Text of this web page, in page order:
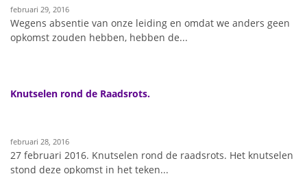
februari 29, 2016
Wegens absentie van onze leiding en omdat we anders geen
opkomst zouden hebben, hebben de...
Knutselen rond de Raadsrots.
februari 28, 2016
27 februari 2016. Knutselen rond de raadsrots. Het knutselen
stond deze opkomst in het teken...